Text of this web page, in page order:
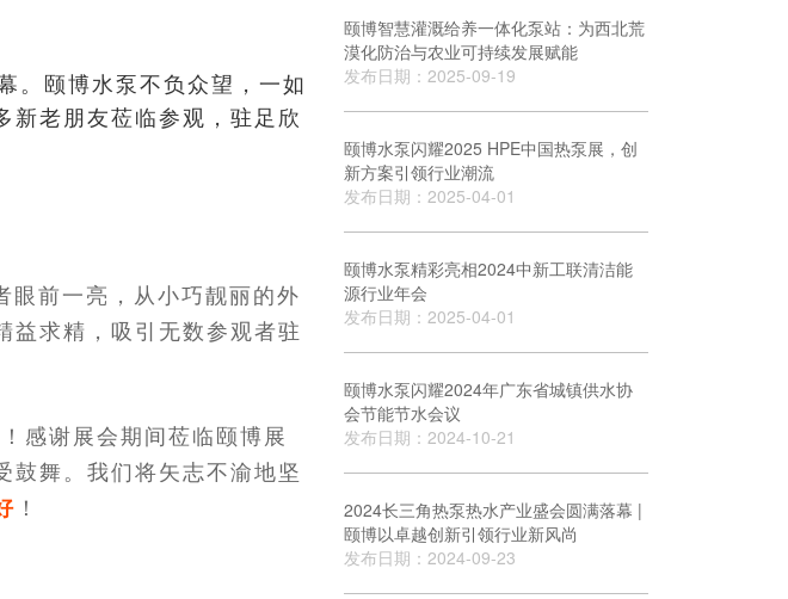
。 颐博水泵不负众望，一如
新老朋友莅临参观，驻足欣
眼前一亮，从小巧靓丽的外
益求精，吸引无数参观者驻
感谢展会期间莅临颐博展
鼓舞。我们将矢志不渝地坚
！
颐博智慧灌溉给养一体化泵站：为西北荒
漠化防治与农业可持续发展赋能
发布日期：2025-09-19
颐博水泵闪耀2025 HPE中国热泵展，创
新方案引领行业潮流
发布日期：2025-04-01
颐博水泵精彩亮相2024中新工联清洁能
源行业年会
发布日期：2025-04-01
颐博水泵闪耀2024年广东省城镇供水协
会节能节水会议
发布日期：2024-10-21
2024长三角热泵热水产业盛会圆满落幕 |
颐博以卓越创新引领行业新风尚
发布日期：2024-09-23